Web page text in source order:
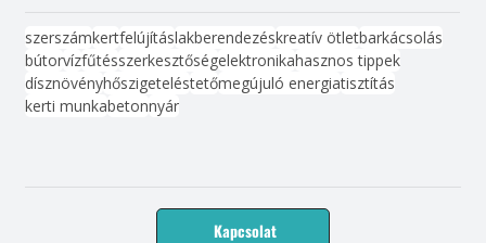
szerszámkertfelújításlakberendezéskreatív ötletbarkácsolás
bútorvízfűtésszerkesztőségelektronikahasznos tippek
dísznövényhőszigeteléstetőmegújuló energiatisztítás
kerti munkabetonnyár
Kapcsolat